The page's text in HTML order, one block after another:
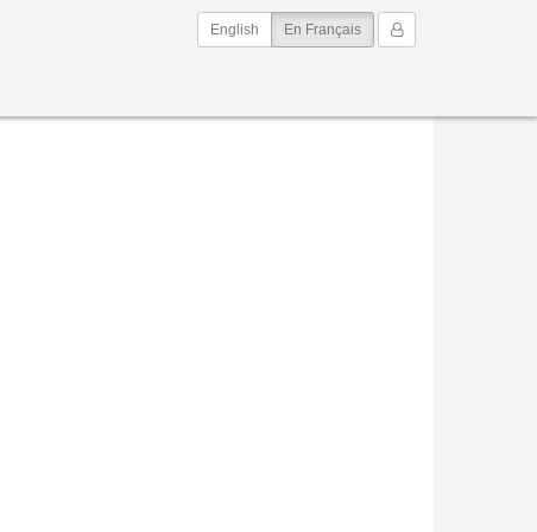
Mon Compte
English En Français(current)